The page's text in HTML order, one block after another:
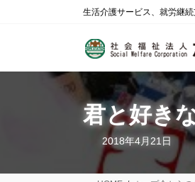
生活介護サービス、就労継
君と好き
2018年4月21日